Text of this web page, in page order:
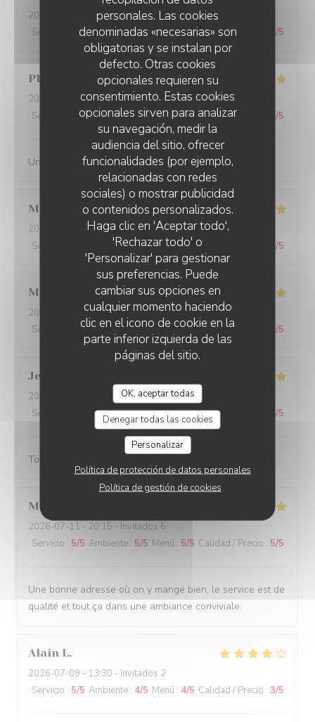
personales. Las cookies
denominadas «necesarias» son
obligatorias y se instalan por
defecto. Otras cookies
opcionales requieren su
consentimiento. Estas cookies
opcionales sirven para analizar
su navegación, medir la
audiencia del sitio, ofrecer
funcionalidades (por ejemplo,
relacionadas con redes
sociales) o mostrar publicidad
o contenidos personalizados.
Haga clic en 'Aceptar todo',
'Rechazar todo' o
'Personalizar' para gestionar
sus preferencias. Puede
cambiar sus opciones en
cualquier momento haciendo
clic en el icono de cookie en la
parte inferior izquierda de las
páginas del sitio.
OK, aceptar todas
Denegar todas las cookies
Personalizar
Política de protección de datos personales
Política de gestión de cookies
2026-07-26
- 20:00 - Invitados 11
Servicio
/5 Ambiente:5/5 Menú:5/5 Calidad / Precio 4/5
Philippe
2026-07-27 - 12:00 - Invitados 3
Servicio
/5 Ambiente: 4/5 Menú: 5/5 Calidad / Precio /5
Une simplicite de quslite
Manuel
2026-07-22
- 12:15 - Invitados 2
Servicio
Ambiente: 4/5 Menú:4/5 Calidad / Precio /5
Mathilde
2026-07-13
- 20:00 - Invitados 3
Servicio
/5 Ambiente: 5/5 Menú :5/5 Calidad / Precio /5
Jean-Louis
2026-07-14
- 19:30 - Invitados 3
Servicio
Ambiente:4/5 Menú:5/5 Calidad / Precio 4/5
Toujours agréable de venir au Rizzo
Merouane
2026-07-11 - 20:15 - Invitados 6
Servicio : 5/5 Ambiente : 5/5 Menú : 5/5 Calidad / Precio : 5/5
Une bonne adresse où on y mange bien, le service est de
qualité et tout ça dans une ambiance conviviale.
Alain L
2026-07-09 - 13:30 - Invitados 2
Servicio : 5/5 Ambiente : 4/5 Menú : 4/5 Calidad / Precio : 3/5